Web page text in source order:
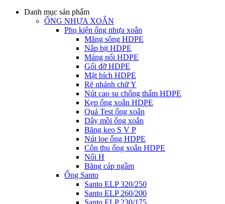
Danh mục sản phẩm
ỐNG NHỰA XOẮN
Phụ kiện ống nhựa xoắn
Măng sông HDPE
Nắp bịt HDPE
Máng nối HDPE
Gối đỡ HDPE
Mặt bích HDPE
Rẽ nhánh chữ Y
Nút cao su chống thấm HDPE
Kẹp ống xoắn HDPE
Quả Test ống xoắn
Dây mồi ống xoắn
Băng keo S V P
Nút loe ống HDPE
Côn thu ống xoắn HDPE
Nối H
Băng cáp ngầm
Ống Santo
Santo ELP 320/250
Santo ELP 260/200